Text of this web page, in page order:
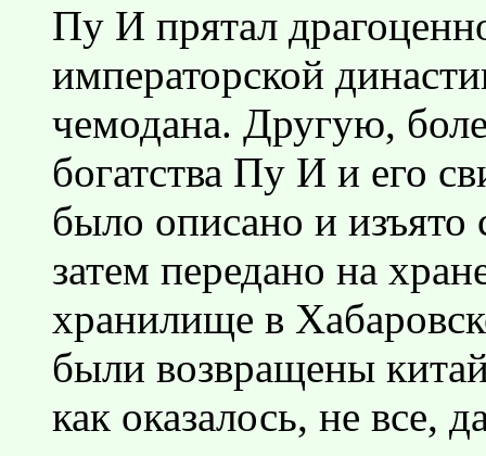
Пу И прятал
императорской
чемодана. Другую,
богатства Пу И и его
было описано и изъято
затем передано на
хранилище в
были возвращены
как оказалось, не все,